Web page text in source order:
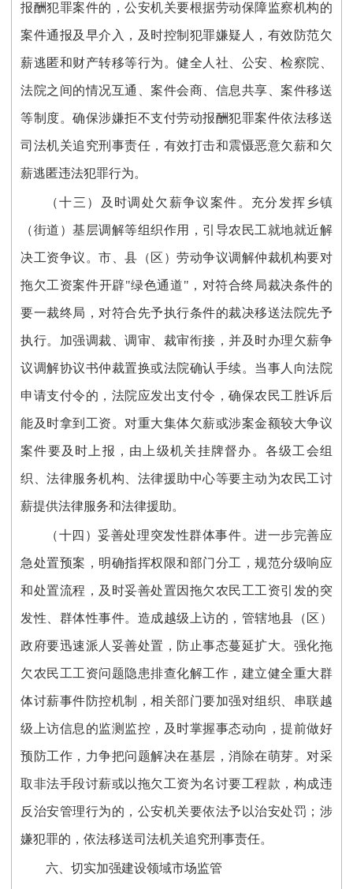
报酬犯罪案件的，公安机关要根据劳动保障监察机构的
案件通报及早介入，及时控制犯罪嫌疑人，有效防范欠
薪逃匿和财产转移等行为。健全人社、公安、检察院、
法院之间的情况互通、案件会商、信息共享、案件移送
等制度。确保涉嫌拒不支付劳动报酬犯罪案件依法移送
司法机关追究刑事责任，有效打击和震慑恶意欠薪和欠
薪逃匿违法犯罪行为。
（十三）及时调处欠薪争议案件。充分发挥乡镇
（街道）基层调解等组织作用，引导农民工就地就近解
决工资争议。市、县（区）劳动争议调解仲裁机构要对
拖欠工资案件开辟"绿色通道"，对符合终局裁决条件的
要一裁终局，对符合先予执行条件的裁决移送法院先予
执行。加强调裁、调审、裁审衔接，并及时办理欠薪争
议调解协议书仲裁置换或法院确认手续。当事人向法院
申请支付令的，法院应发出支付令，确保农民工胜诉后
能及时拿到工资。对重大集体欠薪或涉案金额较大争议
案件要及时上报，由上级机关挂牌督办。各级工会组
织、法律服务机构、法律援助中心等要主动为农民工讨
薪提供法律服务和法律援助。
（十四）妥善处理突发性群体事件。进一步完善应
急处置预案，明确指挥权限和部门分工，规范分级响应
和处置流程，及时妥善处置因拖欠农民工工资引发的突
发性、群体性事件。造成越级上访的，管辖地县（区）
政府要迅速派人妥善处置，防止事态蔓延扩大。强化拖
欠农民工工资问题隐患排查化解工作，建立健全重大群
体讨薪事件防控机制，相关部门要加强对组织、串联越
级上访信息的监测监控，及时掌握事态动向，提前做好
预防工作，力争把问题解决在基层，消除在萌芽。对采
取非法手段讨薪或以拖欠工资为名讨要工程款，构成违
反治安管理行为的，公安机关要依法予以治安处罚；涉
嫌犯罪的，依法移送司法机关追究刑事责任。
六、切实加强建设领域市场监管